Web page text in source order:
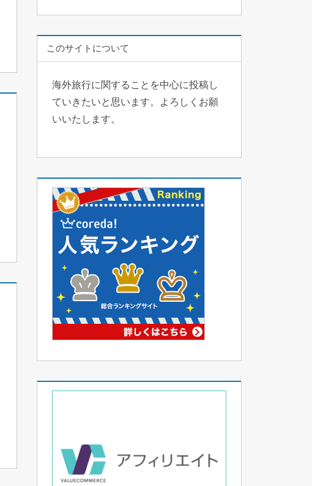
このサイトについて
海外旅行に関することを中心に投稿し
ていきたいと思います。よろしくお願
いいたします。